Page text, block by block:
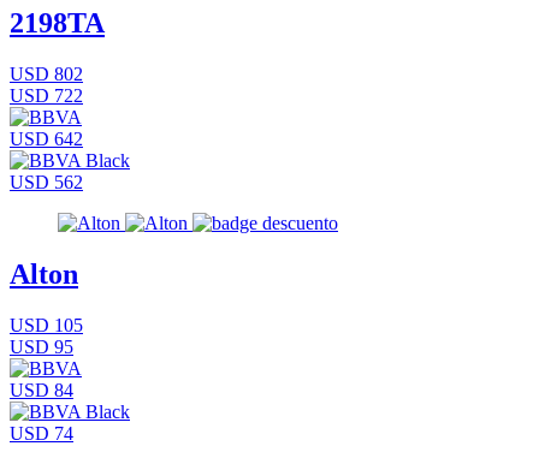
2198TA
USD 802
USD 722
USD 642
USD 562
Alton
USD 105
USD 95
USD 84
USD 74